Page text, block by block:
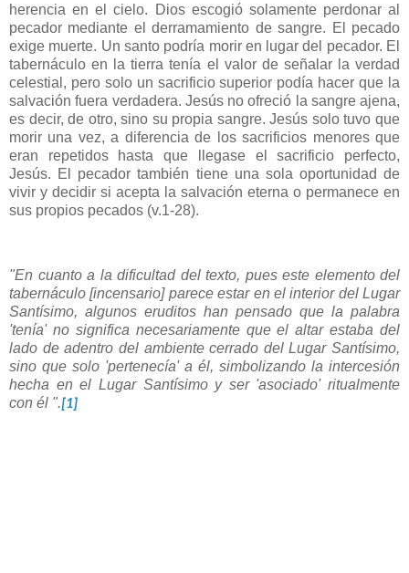
herencia en el cielo. Dios escogió solamente perdonar al
pecador mediante el derramamiento de sangre. El pecado
exige muerte. Un santo podría morir en lugar del pecador. El
tabernáculo en la tierra tenía el valor de señalar la verdad
celestial, pero solo un sacrificio superior podía hacer que la
salvación fuera verdadera. Jesús no ofreció la sangre ajena,
es decir, de otro, sino su propia sangre. Jesús solo tuvo que
morir una vez, a diferencia de los sacrificios menores que
eran repetidos hasta que llegase el sacrificio perfecto,
Jesús. El pecador también tiene una sola oportunidad de
vivir y decidir si acepta la salvación eterna o permanece en
sus propios pecados (v.1-28).
"En cuanto a la dificultad del texto, pues este elemento del
tabernáculo [incensario] parece estar en el interior del Lugar
Santísimo, algunos eruditos han pensado que la palabra
'tenía' no significa necesariamente que el altar estaba del
lado de adentro del ambiente cerrado del Lugar Santísimo,
sino que solo 'pertenecía' a él, simbolizando la intercesión
hecha en el Lugar Santísimo y ser 'asociado' ritualmente
con él ".[1]